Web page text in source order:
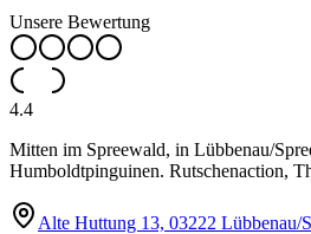
Unsere Bewertung
4.4
Mitten im Spreewald, in Lübbenau/
Humboldtpinguinen. Rutschenaction,
Alte Huttung 13, 03222 Lübbenau/